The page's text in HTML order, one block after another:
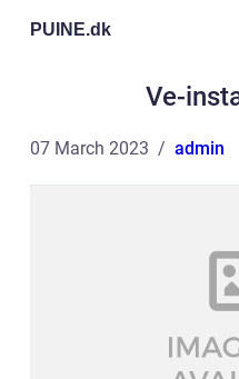
PUINE.dk
Ve-
07 March 2023 admin